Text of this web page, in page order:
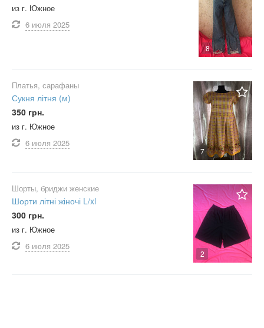
8
из г. Южное
6 июля 2025
7
Платья, сарафаны
Сукня літня (м)
350 грн.
из г. Южное
6 июля 2025
2
Шорты, бриджи женские
Шорти літні жіночі L/xl
300 грн.
из г. Южное
6 июля 2025